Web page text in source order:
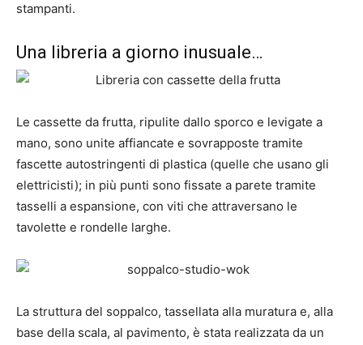
stampanti.
Una libreria a giorno inusuale…
Le cassette da frutta, ripulite dallo sporco e levigate a
mano, sono unite affiancate e sovrapposte tramite
fascette autostringenti di plastica (quelle che usano gli
elettricisti); in più punti sono fissate a parete tramite
tasselli a espansione, con viti che attraversano le
tavolette e rondelle larghe.
La struttura del soppalco, tassellata alla muratura e, alla
base della scala, al pavimento, è stata realizzata da un